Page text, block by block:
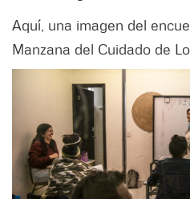
Aquí, una imagen del
Manzana del Cuidado de